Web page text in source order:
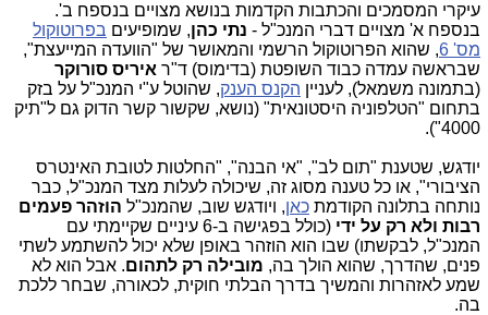
עיקרי המסמכים והכתבות הקדמות בנושא מצויים בנספח ב'.
בנספח א' מצויים דברי המנכ"ל - נתי כהן, שמופיעים בפרוטוקול
מס' 6
, שהוא הפרוטוקול הרשמי והמאושר של "הוועדה המייעצת",
שבראשה עמדה כבוד השופטת (בדימוס) ד"ר איריס סורוקר
(בתמונה משמאל), לעניין הקנס הענק, שהוטל ע"י המנכ"ל על בזק
בתחום "הטלפוניה היסטונאית" (נושא, שקשור קשר הדוק גם ל"תיק
4000").
יודגש, שטענת "תום לב", "אי הבנה", "החלטות לטובת האינטרס
הציבורי", או כל טענה מסוג זה, שיכולה לעלות מצד המנכ"ל, כבר
נותחה בתלונה הקודמת כאן, ויודגש שוב, שהמנכ"ל הוזהר פעמים
רבות ולא רק על ידי
(כולל בפגישה ב-6 עיניים שקיימתי עם
המנכ"ל, לבקשתו) שבו הוא הוזהר באופן שלא יכול להשתמע לשתי
פנים, שהדרך, שהוא הולך בה, מובילה רק לתהום. אבל הוא לא
שמע לאזהרות והמשיך בדרך הבלתי חוקית, לכאורה, שבחר ללכת
בה.